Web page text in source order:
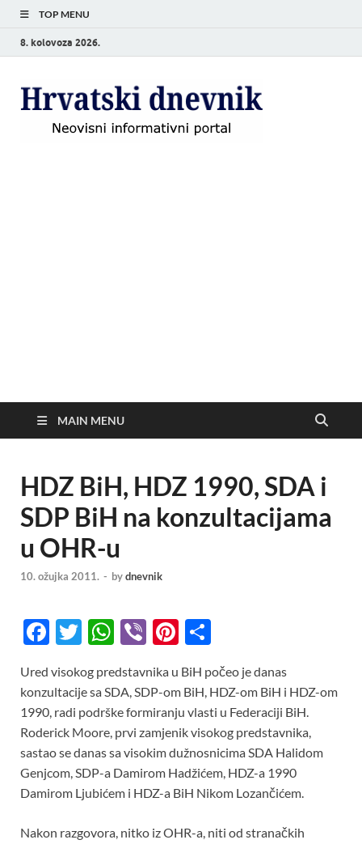
TOP MENU
8. kolovoza 2026.
MAIN MENU
HDZ BiH, HDZ 1990, SDA i
SDP BiH na konzultacijama
u OHR-u
10. ožujka 2011. - bydnevnik
F
e
b
o
o
k
T
itt
er
W
at
s
A
p
p
Vi
er
Pi
er
es
t
h
ar
e
Ured visokog predstavnika u BiH počeo je danas
konzultacije sa SDA, SDP-om BiH, HDZ-om BiH i HDZ-om
1990, radi podrške formiranju vlasti u Federaciji BiH.
Roderick Moore, prvi zamjenik visokog predstavnika,
sastao se danas sa visokim dužnosnicima SDA Halidom
Genjcom, SDP-a Damirom Hadžićem, HDZ-a 1990
Damirom Ljubićem i HDZ-a BiH Nikom Lozančićem.
Nakon razgovora, nitko iz OHR-a, niti od stranačkih